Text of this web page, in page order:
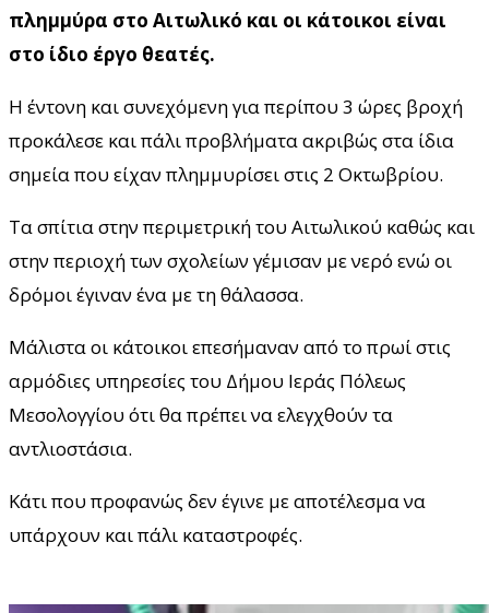
πλημμύρα στο Αιτωλικό και οι κάτοικοι είναι
στο ίδιο έργο θεατές.
Η έντονη και συνεχόμενη για περίπου 3 ώρες βροχή
προκάλεσε και πάλι προβλήματα ακριβώς στα ίδια
σημεία που είχαν πλημμυρίσει στις 2 Οκτωβρίου.
Τα σπίτια στην περιμετρική του Αιτωλικού καθώς και
στην περιοχή των σχολείων γέμισαν με νερό ενώ οι
δρόμοι έγιναν ένα με τη θάλασσα.
Μάλιστα οι κάτοικοι επεσήμαναν από το πρωί στις
αρμόδιες υπηρεσίες του Δήμου Ιεράς Πόλεως
Μεσολογγίου ότι θα πρέπει να ελεγχθούν τα
αντλιοστάσια.
Κάτι που προφανώς δεν έγινε με αποτέλεσμα να
υπάρχουν και πάλι καταστροφές.